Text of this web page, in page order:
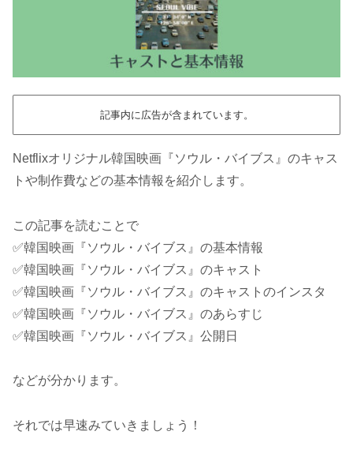
記事内に広告が含まれています。
Netflixオリジナル韓国映画『ソウル・バイブス』のキャス
トや制作費などの基本情報を紹介します。
この記事を読むことで
✅韓国映画『ソウル・バイブス』の基本情報
✅韓国映画『ソウル・バイブス』のキャスト
✅韓国映画『ソウル・バイブス』のキャストのインスタ
✅韓国映画『ソウル・バイブス』のあらすじ
✅韓国映画『ソウル・バイブス』公開日
などが分かります。
それでは早速みていきましょう！